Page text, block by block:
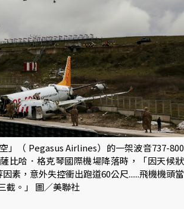
」（ Pegasus Airlines）的一架波音737-800
比哈．格克琴國際機場降落時，「因天候狀
素，意外失控衝出跑道60公尺......飛機機頭當
截。」 圖／美聯社